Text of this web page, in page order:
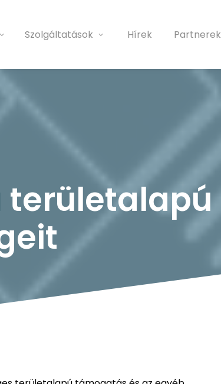
Szolgáltatások Hírek Partnerek